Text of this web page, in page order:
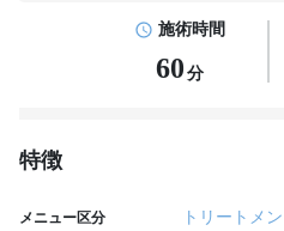
施術時間
60 分
特徴
メニュー区分 トリートメン